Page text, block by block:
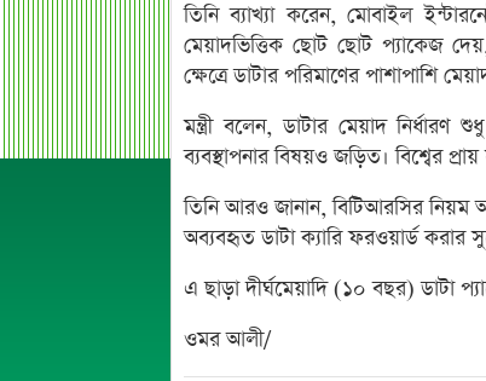
তিনি ব্যাখ্যা করেন, মোবাইল
মেয়াদভিত্তিক ছোট ছোট প্যাকেজ
ক্ষেত্রে ডাটার পরিমাণের পাশাপাশি
মন্ত্রী বলেন, ডাটার মেয়াদ
ব্যবস্থাপনার বিষয়ও জড়িত। বিশ্বের
তিনি আরও জানান, বিটিআরসির
অব্যবহৃত ডাটা ক্যারি ফরওয়ার্ড করার
এ ছাড়া দীর্ঘমেয়াদি (১০ বছর) ডাটা
ওমর আলী/